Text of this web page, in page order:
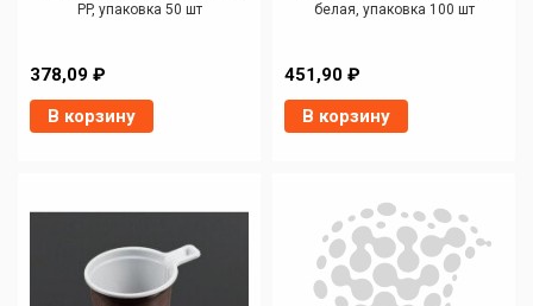
PP, упаковка 50 шт
378,09 ₽
В корзину
белая, упаковка 100 шт
451,90 ₽
В корзину